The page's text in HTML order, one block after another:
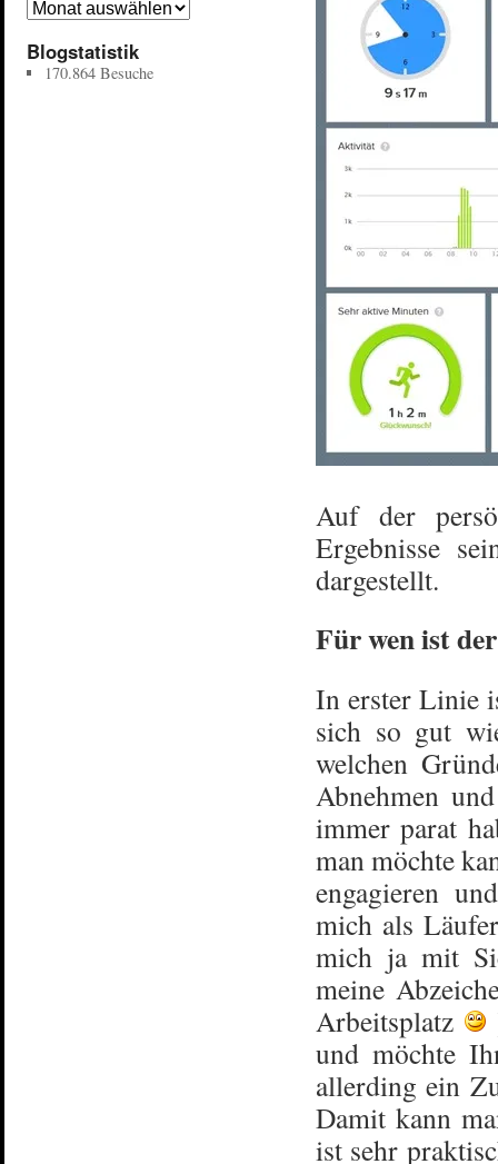
Auf der
Ergebnisse
dargestellt.
Für wen ist
In erster Linie
sich so gut
welchen
Abnehmen
immer parat
man möchte
engagieren
mich als
mich ja mit
meine
Arbeitsplatz
und möchte
allerding ein
Damit kann
ist sehr
Blogstatistik
170.864 Besuche